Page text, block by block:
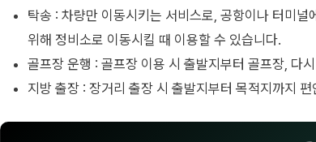
탁송 : 차량만 이동시키는 서비스로, 공항이나 터미
위해 정비소로 이동시킬 때 이용할 수 있습니다.
골프장 운행 : 골프장 이용 시 출발지부터 골프장, 다
지방 출장 : 장거리 출장 시 출발지부터 목적지까지